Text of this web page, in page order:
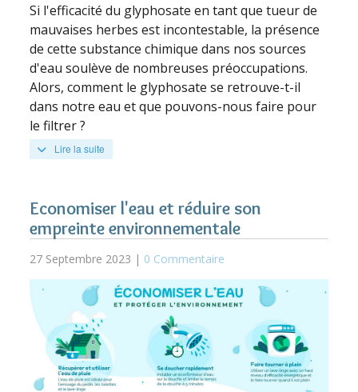
Si l'efficacité du glyphosate en tant que tueur de
mauvaises herbes est incontestable, la présence
de cette substance chimique dans nos sources
d'eau soulève de nombreuses préoccupations.
Alors, comment le glyphosate se retrouve-t-il
dans notre eau et que pouvons-nous faire pour
le filtrer ?
Lire la suite
Economiser l'eau et réduire son
empreinte environnementale
27 Septembre 2023 | 0 Commentaire